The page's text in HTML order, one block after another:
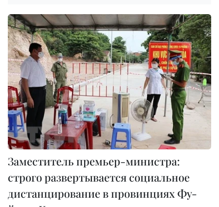
Заместитель премьер-министра:
строго развертывается социальное
дистанцирование в провинциях Фу-